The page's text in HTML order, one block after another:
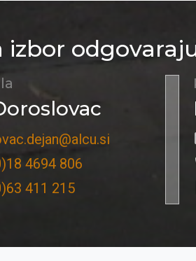
izbor
4694 806
411 215